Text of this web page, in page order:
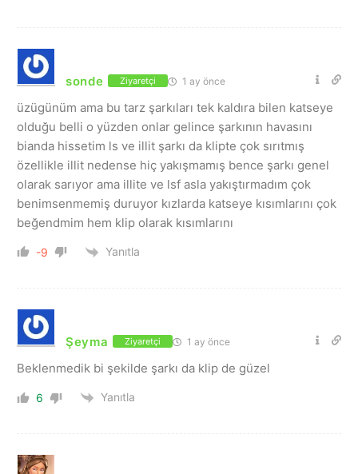
sonde Ziyaretçi 1 ay önce
üzügünüm ama bu tarz şarkıları tek kaldıra bilen katseye
olduğu belli o yüzden onlar gelince şarkının havasını
bianda hissetim ls ve illit şarkı da klipte çok sırıtmış
özellikle illit nedense hiç yakışmamış bence şarkı genel
olarak sarıyor ama illite ve lsf asla yakıştırmadım çok
benimsenmemiş duruyor kızlarda katseye kısımlarını çok
beğendmim hem klip olarak kısımlarını
-9 Yanıtla
Şeyma Ziyaretçi 1 ay önce
Beklenmedik bi şekilde şarkı da klip de güzel
6 Yanıtla